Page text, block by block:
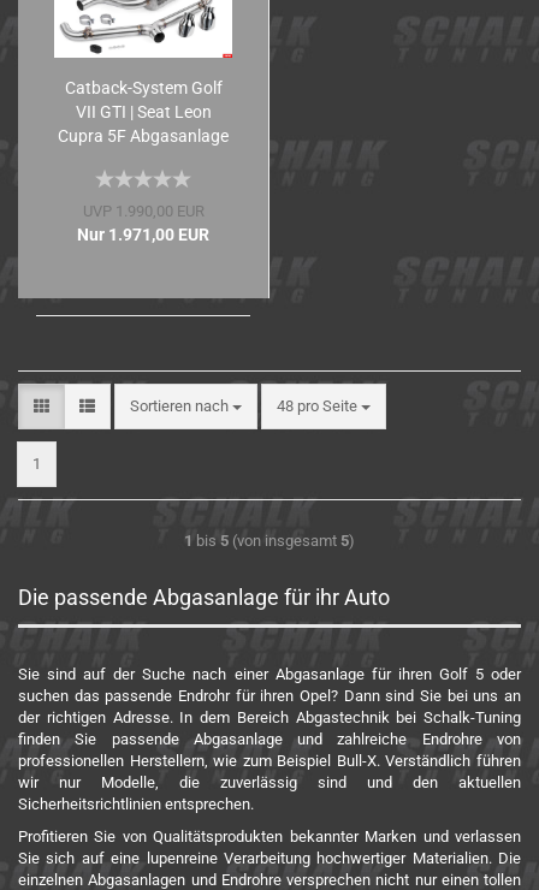
Catback-​​Sys­tem Golf
VII GTI | Seat Leon
Cupra 5F Ab­gas­an­la­ge
UVP 1.990,00 EUR
Nur 1.971,00 EUR
Sortieren nach 48 pro Seite
1
1 bis 5 (von insgesamt 5)
Die passende Abgasanlage für ihr Auto
Sie sind auf der Suche nach einer Abgasanlage für ihren Golf 5 oder
suchen das passende Endrohr für ihren Opel? Dann sind Sie bei uns an
der richtigen Adresse. In dem Bereich Abgastechnik bei Schalk-Tuning
finden Sie passende Abgasanlage und zahlreiche Endrohre von
professionellen Herstellern, wie zum Beispiel Bull-X. Verständlich führen
wir nur Modelle, die zuverlässig sind und den aktuellen
Sicherheitsrichtlinien entsprechen.
Profitieren Sie von Qualitätsprodukten bekannter Marken und verlassen
Sie sich auf eine lupenreine Verarbeitung hochwertiger Materialien. Die
einzelnen Abgasanlagen und Endrohre versprechen nicht nur einen tollen